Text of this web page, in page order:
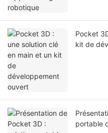
Pocket
kit de
portable